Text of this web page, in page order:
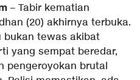
– Tabir kematian
(20) akhirnya terbuka.
bukan tewas akibat
yang sempat beredar,
pengeroyokan brutal